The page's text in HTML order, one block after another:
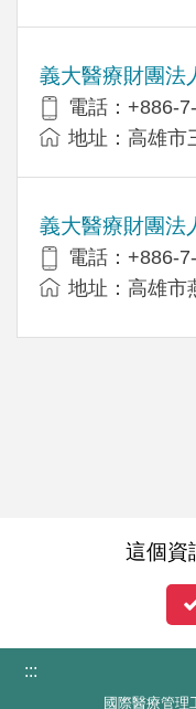
義大醫療財團法
電話：+886-
地址：高雄市
義大醫療財團法
電話：+886-
地址：高雄市
這個資
:::
國際醫療管